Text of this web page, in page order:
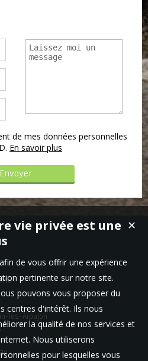
de mes données personnelles
En savoir plus
lès-Arpajon
✕
vie privée est une
de vous offrir une expérience
pertinente sur notre site.
pouvons vous proposer du
centres d'intérêt. Ils nous
la qualité de nos services et
Nous utiliserons
pour lesquelles vous